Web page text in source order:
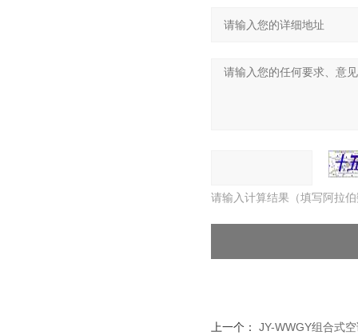
请输入计算结果（填写阿拉
上一个： JY-WWGY组合式